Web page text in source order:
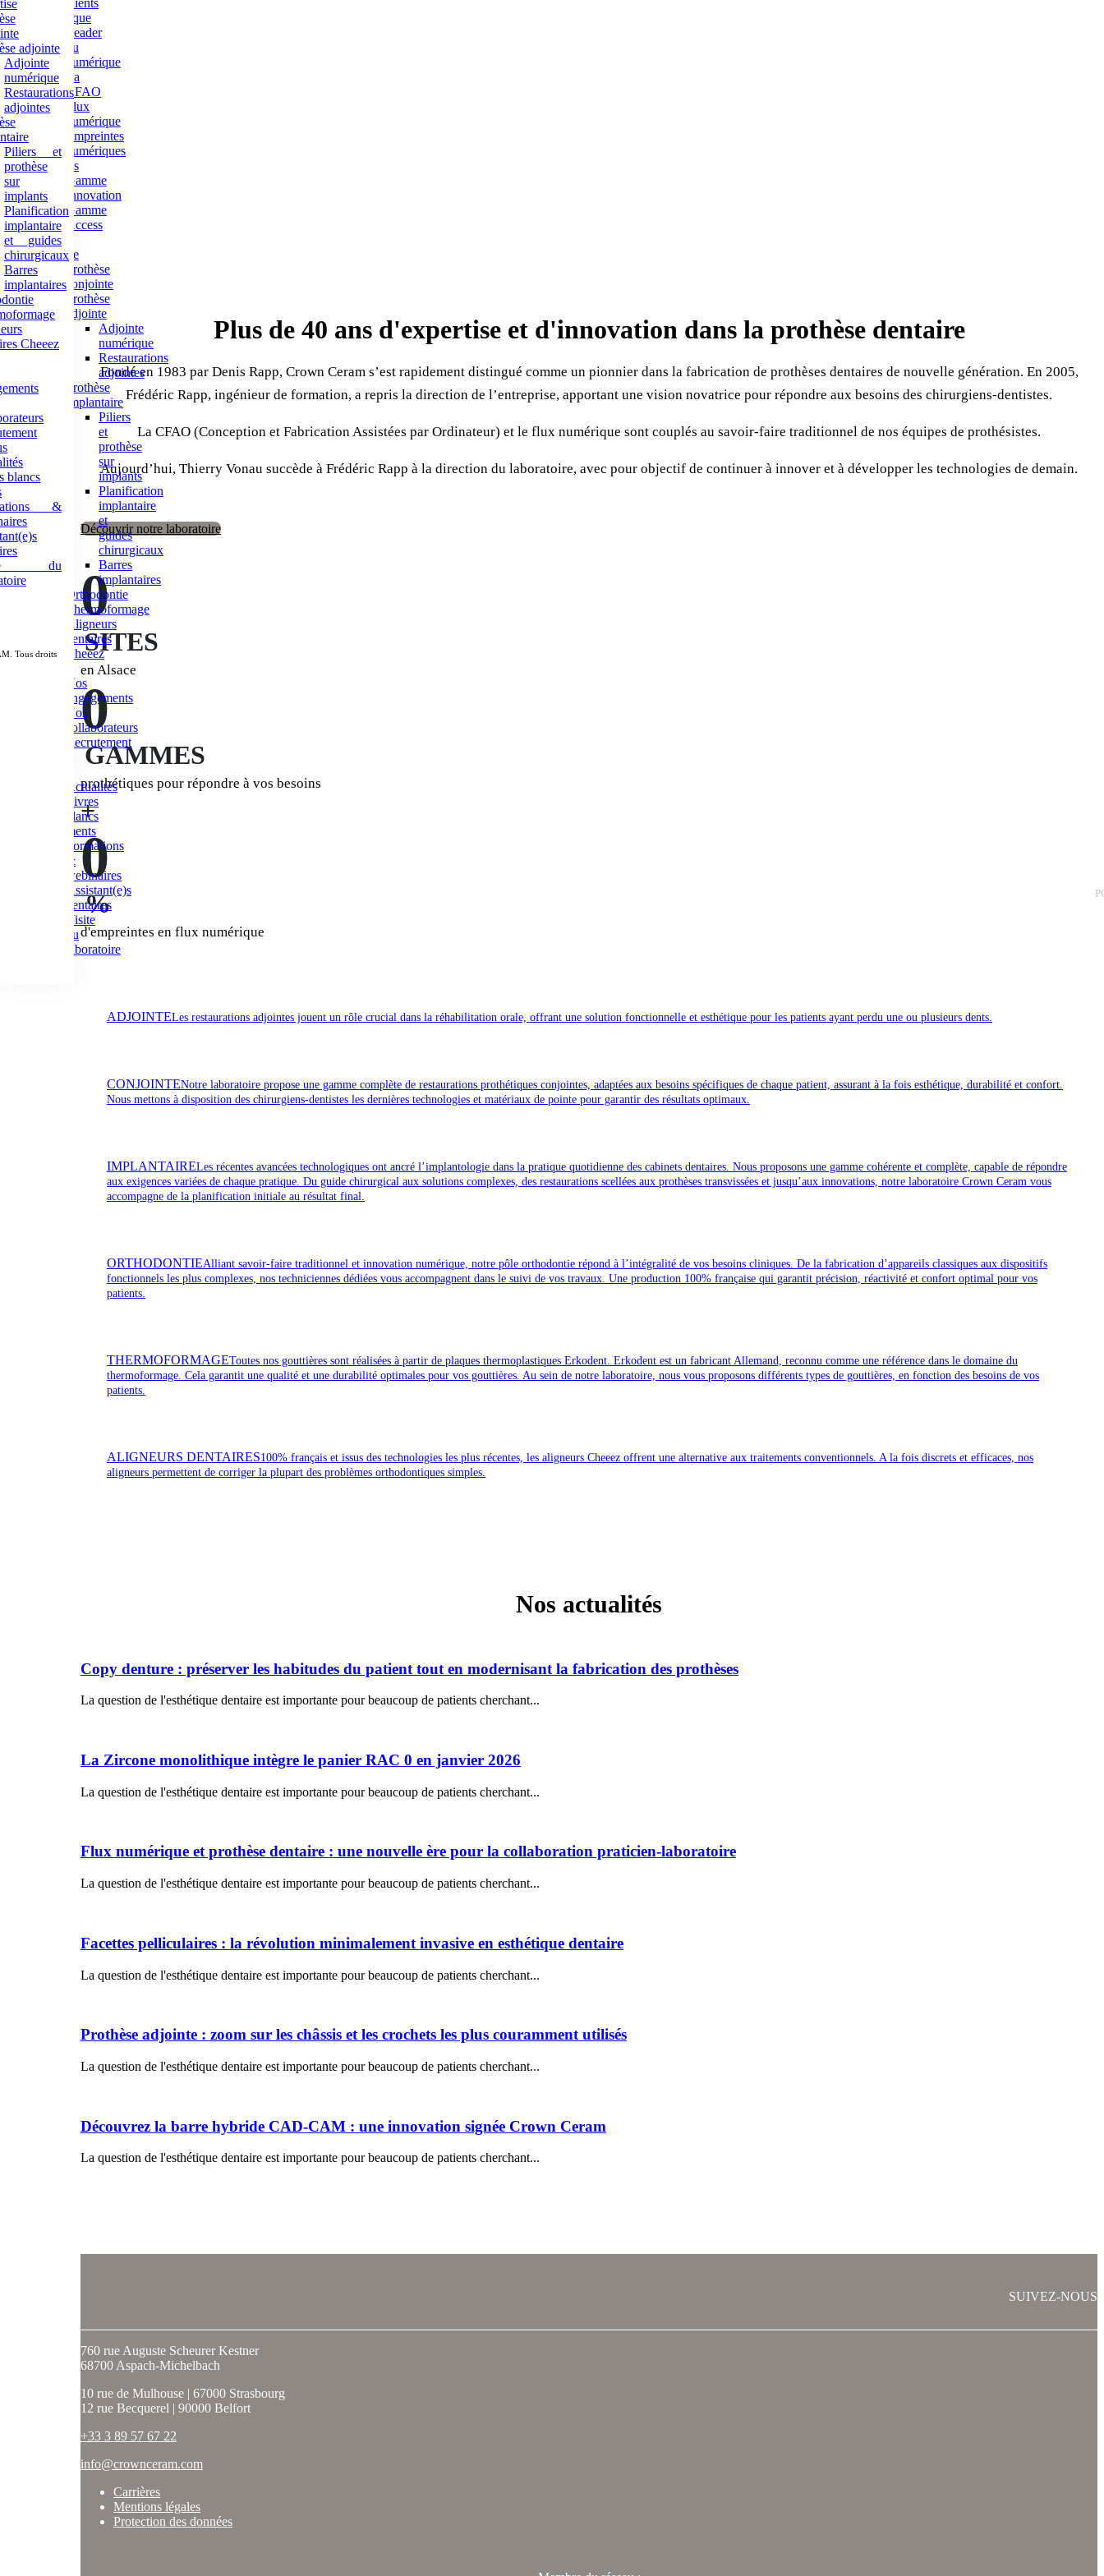
adjointe
Adjointe
numérique
Restaurations
adjointes
Piliers et
prothèse
sur
implants
Planification
implantaire
et guides
chirurgicaux
Barres
implantaires
Cheeez
blancs
&
du
Tous droits
clients
Numérique
Leader
du
numérique
La
CFAO
Flux
numérique
Empreintes
numériques
Gammes
Gamme
Innovation
Gamme
Access
Notre
expertise
Prothèse
conjointe
Prothèse
adjointe
Adjointe
numérique
Restaurations
adjointes
Prothèse
implantaire
Piliers
et
prothèse
sur
implants
Planification
implantaire
et
guides
chirurgicaux
Barres
implantaires
Orthodontie
Thermoformage
Aligneurs
dentaires
Cheeez
Nos
engagements
Nos
collaborateurs
Recrutement
Actualités
Livres
blancs
Événements
Formations
&
webinaires
Assistant(e)s
dentaires
Visite
du
laboratoire
Plus de 40 ans d'expertise et d'innovation dans la prothèse dentaire
Fondé en 1983 par Denis Rapp, Crown Ceram s’est rapidement distingué comme un pionnier dans la fabrication de prothèses dentaires de nouvelle génération. En 2005,
Frédéric Rapp, ingénieur de formation, a repris la direction de l’entreprise, apportant une vision novatrice pour répondre aux besoins des chirurgiens-dentistes.
La CFAO (Conception et Fabrication Assistées par Ordinateur) et le flux numérique sont couplés au savoir-faire traditionnel de nos équipes de prothésistes.
Aujourd’hui, Thierry Vonau succède à Frédéric Rapp à la direction du laboratoire, avec pour objectif de continuer à innover et à développer les technologies de demain.
Découvrir notre laboratoire
0
SITES
en Alsace
0
GAMMES
prothétiques pour répondre à vos besoins
+
0
%
d'empreintes en flux numérique
ADJOINTELes restaurations adjointes jouent un rôle crucial dans la réhabilitation orale, offrant une solution fonctionnelle et esthétique pour les patients ayant perdu une ou plusieurs dents.
CONJOINTENotre laboratoire propose une gamme complète de restaurations prothétiques conjointes, adaptées aux besoins spécifiques de chaque patient, assurant à la fois esthétique, durabilité et confort.
Nous mettons à disposition des chirurgiens-dentistes les dernières technologies et matériaux de pointe pour garantir des résultats optimaux.
IMPLANTAIRELes récentes avancées technologiques ont ancré l’implantologie dans la pratique quotidienne des cabinets dentaires. Nous proposons une gamme cohérente et complète, capable de répondre
aux exigences variées de chaque pratique. Du guide chirurgical aux solutions complexes, des restaurations scellées aux prothèses transvissées et jusqu’aux innovations, notre laboratoire Crown Ceram vous
accompagne de la planification initiale au résultat final.
ORTHODONTIEAlliant savoir-faire traditionnel et innovation numérique, notre pôle orthodontie répond à l’intégralité de vos besoins cliniques. De la fabrication d’appareils classiques aux dispositifs
fonctionnels les plus complexes, nos techniciennes dédiées vous accompagnent dans le suivi de vos travaux. Une production 100% française qui garantit précision, réactivité et confort optimal pour vos
patients.
THERMOFORMAGEToutes nos gouttières sont réalisées à partir de plaques thermoplastiques Erkodent. Erkodent est un fabricant Allemand, reconnu comme une référence dans le domaine du
thermoformage. Cela garantit une qualité et une durabilité optimales pour vos gouttières. Au sein de notre laboratoire, nous vous proposons différents types de gouttières, en fonction des besoins de vos
patients.
ALIGNEURS DENTAIRES100% français et issus des technologies les plus récentes, les aligneurs Cheeez offrent une alternative aux traitements conventionnels. A la fois discrets et efficaces, nos
aligneurs permettent de corriger la plupart des problèmes orthodontiques simples.
Nos actualités
Copy denture : préserver les habitudes du patient tout en modernisant la fabrication des prothèses
La question de l'esthétique dentaire est importante pour beaucoup de patients cherchant...
La Zircone monolithique intègre le panier RAC 0 en janvier 2026
La question de l'esthétique dentaire est importante pour beaucoup de patients cherchant...
Flux numérique et prothèse dentaire : une nouvelle ère pour la collaboration praticien-laboratoire
La question de l'esthétique dentaire est importante pour beaucoup de patients cherchant...
Facettes pelliculaires : la révolution minimalement invasive en esthétique dentaire
La question de l'esthétique dentaire est importante pour beaucoup de patients cherchant...
Prothèse adjointe : zoom sur les châssis et les crochets les plus couramment utilisés
La question de l'esthétique dentaire est importante pour beaucoup de patients cherchant...
Découvrez la barre hybride CAD-CAM : une innovation signée Crown Ceram
La question de l'esthétique dentaire est importante pour beaucoup de patients cherchant...
SUIVEZ-NOUS
760 rue Auguste Scheurer Kestner
68700 Aspach-Michelbach
10 rue de Mulhouse | 67000 Strasbourg
12 rue Becquerel | 90000 Belfort
+33 3 89 57 67 22
info@crownceram.com
Carrières
Mentions légales
Protection des données